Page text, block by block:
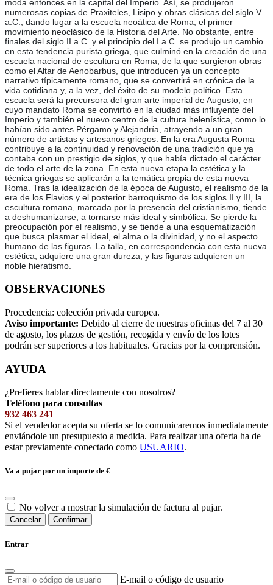
moda entonces en la capital del Imperio. Así, se produjeron
numerosas copias de Praxiteles, Lisipo y obras clásicas del siglo V
a.C., dando lugar a la escuela neoática de Roma, el primer
movimiento neoclásico de la Historia del Arte. No obstante, entre
finales del siglo II a.C. y el principio del I a.C. se produjo un cambio
en esta tendencia purista griega, que culminó en la creación de una
escuela nacional de escultura en Roma, de la que surgieron obras
como el Altar de Aenobarbus, que introducen ya un concepto
narrativo típicamente romano, que se convertirá en crónica de la
vida cotidiana y, a la vez, del éxito de su modelo político. Esta
escuela será la precursora del gran arte imperial de Augusto, en
cuyo mandato Roma se convirtió en la ciudad más influyente del
Imperio y también el nuevo centro de la cultura helenística, como lo
habían sido antes Pérgamo y Alejandría, atrayendo a un gran
número de artistas y artesanos griegos. En la era Augusta Roma
contribuye a la continuidad y renovación de una tradición que ya
contaba con un prestigio de siglos, y que había dictado el carácter
de todo el arte de la zona. En esta nueva etapa la estética y la
técnica griegas se aplicarán a la temática propia de esta nueva
Roma. Tras la idealización de la época de Augusto, el realismo de la
era de los Flavios y el posterior barroquismo de los siglos II y III, la
escultura romana, marcada por la presencia del cristianismo, tiende
a deshumanizarse, a tornarse más ideal y simbólica. Se pierde la
preocupación por el realismo, y se tiende a una esquematización
que busca plasmar el ideal, el alma o la divinidad, y no el aspecto
humano de las figuras. La talla, en correspondencia con esta nueva
estética, adquiere una gran dureza, y las figuras adquieren un
noble hieratismo.
OBSERVACIONES
Procedencia: colección privada europea.
Aviso importante: Debido al cierre de nuestras oficinas del 7 al 30
de agosto, los plazos de gestión, recogida y envío de los lotes
podrán ser superiores a los habituales. Gracias por la comprensión.
AYUDA
¿Prefieres hablar directamente con nosotros?
Teléfono para consultas
932 463 241
Si el vendedor acepta su oferta se lo comunicaremos inmediatamente
enviándole un presupuesto a medida. Para realizar una oferta ha de
estar previamente conectado como USUARIO.
Va a pujar por un importe de €
No volver a mostrar la simulación de factura al pujar.
Cancelar Confirmar
Entrar
E-mail o código de usuario